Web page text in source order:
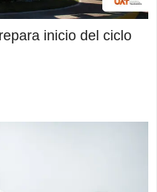
inicio del ciclo